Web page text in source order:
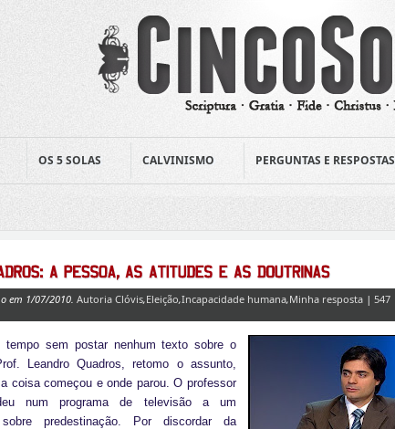
OS 5 SOLAS CALVINISMO PERGUNTAS E RESPOSTAS
em 1/07/2010. Autoria Clóvis,Eleição,Incapacidade humana,Minha resposta | 547
tempo sem postar nenhum texto sobre o
Leandro Quadros, retomo o assunto,
coisa começou e onde parou. O professor
num programa de televisão a um
sobre predestinação. Por discordar da